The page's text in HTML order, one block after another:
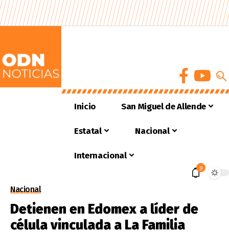
Inicio San Miguel de Allende
Estatal Nacional
Internacional
9
Nacional
Detienen en Edomex a líder de
célula vinculada a La Familia